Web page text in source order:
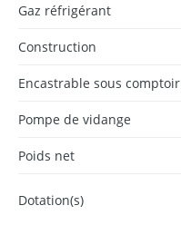
Gaz réfrigérant
Construction
Encastrable sous comptoir
Pompe de vidange
Poids net
Dotation(s)